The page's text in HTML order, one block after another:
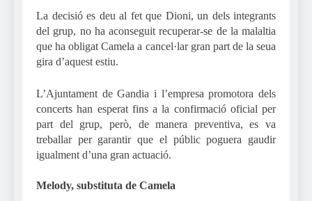
La decisió es deu al fet que Dioni, un dels integrants
del grup, no ha aconseguit recuperar-se de la malaltia
que ha obligat Camela a cancel·lar gran part de la seua
gira d’aquest estiu.
L’Ajuntament de Gandia i l’empresa promotora dels
concerts han esperat fins a la confirmació oficial per
part del grup, però, de manera preventiva, es va
treballar per garantir que el públic poguera gaudir
igualment d’una gran actuació.
Melody, substituta de Camela